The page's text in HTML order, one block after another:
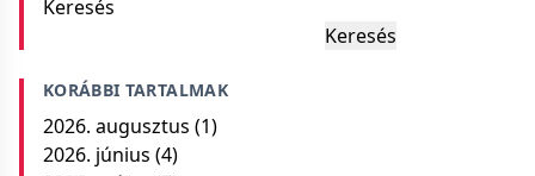
Keresés
Keresés
KORÁBBI TARTALMAK
2026. augusztus (1)
2026. június (4)